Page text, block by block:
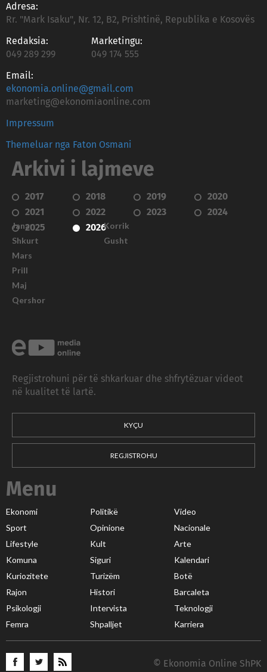
Adresa:
Rr. "Mark Isaku", Nr. 12, B2, Prishtinë, Republika e Kosovës
Redaksia:
049 289 299
Marketingu:
049 174 555
Email:
ekonomia.online@gmail.com
marketing@ekonomiaonline.com
Impressum
Themeluar nga Faton Osmani
Arkivi i lajmeve
2017 2018 2019
2020
2021
2022 2023
2024
2025
2026
Janar
Shkurt
Mars
Prill
Maj
Qershor
Korrik
Gusht
Regjistrohuni për të shkarkuar dhe shfrytëzuar videot
në kualitet të lartë.
KYÇU
REGJISTROHU
Menu
Ekonomi Politikë
Video
Sport
Opinione
Nacionale
Lifestyle
Kult
Arte
Komuna
Siguri
Kalendari
Kuriozitete
Turizëm
Botë
Rajon
Histori
Barcaleta
Psikologji
Intervista
Teknologji
Femra
Shpalljet Karriera
© Ekonomia Online ShPK